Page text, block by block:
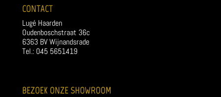
CONTACT
Lugé Haarden
Oudenboschstraat 36c
6363 BV Wijnandsrade
Tel.: 045 5651419
BEZOEK ONZE SHOWROOM